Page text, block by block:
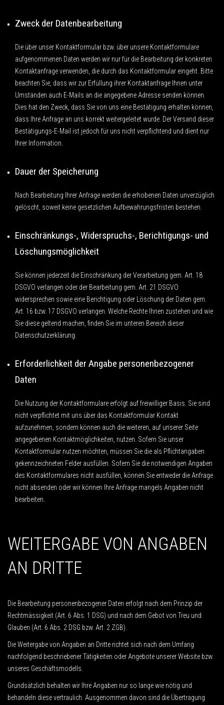
Zweck der Datenbearbeitung
Die über unser Kontaktformular bzw. über unsere Kontaktformulare
aufgenommenen Daten werden wir nur für die Bearbeitung der konkreten
Kontaktanfrage verwenden, die durch das Kontaktformular eingeht. Bitte
beachten Sie, dass wir zur Erfüllung ihrer Kontaktanfrage Ihnen unter
Umständen auch E-Mails an die angegebene Adresse senden können.
Dies hat den Zweck, dass Sie von uns eine Bestätigung erhalten können,
dass Ihre Anfrage an uns korrekt weitergeleitet wurde. Der Versand dieser
Bestätigungs-E-Mail ist jedoch für uns nicht verpflichtend und dient nur
Ihrer Information.
Dauer der Speicherung
Nach Bearbeitung Ihrer Anfrage werden die erhobenen Daten unverzüglich
gelöscht, soweit keine gesetzlichen Aufbewahrungsfristen bestehen.
Einschränkungs-, Widerspruchs-, Berichtigungs- und
Löschungsmöglichkeit
Sie können jederzeit die Einschränkung der Verarbeitung gem. Art. 18
DSGVO verlangen oder der Bearbeitung gem. Art. 21 DSGVO
widersprechen sowie eine Berichtigung oder Löschung der Daten gem.
Art. 16 bzw. 17 DSGVO verlangen. Welche Rechte Ihnen zustehen und wie
Sie diese geltend machen, finden Sie im unteren Bereich dieser
Datenschutzerklärung.
Erforderlichkeit der Angabe personenbezogener
Daten
Die Nutzung der Kontaktformulare erfolgt auf freiwilliger Basis. Sie sind
nicht verpflichtet mit uns über das Kontaktformular Kontakt
aufzunehmen, sondern können auch die weiteren, auf unserer Seite
angegebenen Kontaktmöglichkeiten, nutzen. Sofern Sie unser
Kontaktformular nutzen möchten, müssen Sie die als Pflichtangaben
gekennzeichneten Felder ausfüllen. Sofern Sie die notwendigen Angaben
des Kontaktformulares nicht ausfüllen, können Sie entweder die Anfrage
nicht absenden oder wir können Ihre Anfrage mangels Angaben nicht
bearbeiten.
WEITERGABE VON ANGABEN
AN DRITTE
Die Bearbeitung personenbezogener Daten erfolgt nach dem Prinzip der
Rechtmässigkeit (Art. 6 Abs. 1 DSG) und nach dem Gebot von Treu und
Glauben (Art. 6 Abs. 2 DSG bzw. Art. 2 ZGB).
Die Weitergabe von Angaben an Dritte richtet sich nach dem Umfang
nachfolgend beschriebener Tätigkeiten oder Angebote unserer Website bzw.
unseres Geschäftsmodells.
Grundsätzlich behalten wir Ihre Angaben nur so lange wie nötig und
behandeln diese vertraulich. Ausgenommen davon sind die Übertragung